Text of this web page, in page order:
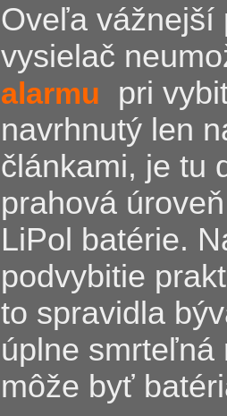
Oveľa vážnejší
vysielač
alarmu pri
navrhnutý len
článkami, je tu
prahová
LiPol batérie.
podvybitie
to spravidla
úplne smrteľná
môže byť